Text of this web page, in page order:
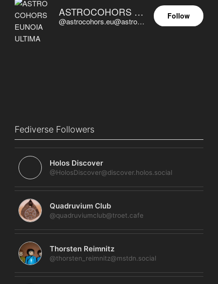
ASTROCOHORS EUNOIA ULTIMA
@astrocohors.eu@astrocohors.eu
Follow
Fediverse Followers
Holos Discover
@HolosDiscover@discover.holos.social
Quadruvium Club
@quadruviumclub@troet.cafe
Thorsten Reimnitz
@thorsten_reimnitz@mstdn.social